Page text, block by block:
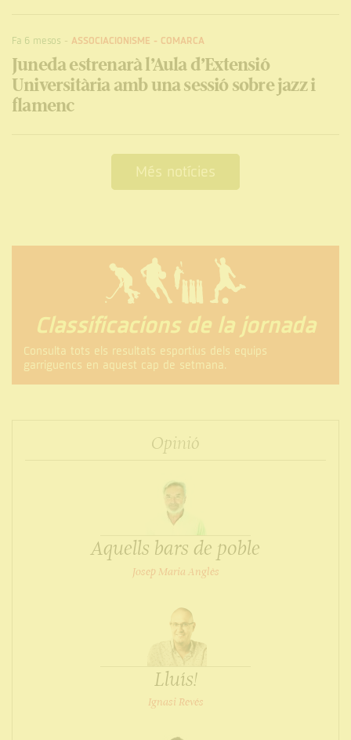
Fa 6 mesos - ASSOCIACIONISME - COMARCA
Juneda estrenarà l’Aula d’Extensió
Universitària amb una sessió sobre jazz i
flamenc
Més notícies
Classificacions de la jornada
Consulta tots els resultats esportius dels equips
garriguencs en aquest cap de setmana.
Opinió
Aquells bars de poble
Josep Maria Anglès
Lluís!
Ignasi Revés